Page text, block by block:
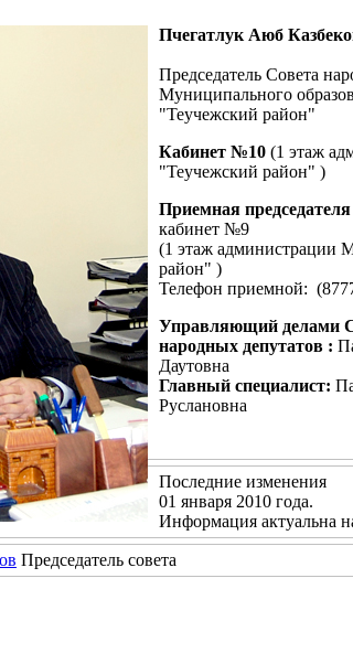
Пчегатлук Аюб
Председатель Совета
Муниципального
"Теучежский район"
Кабинет №10 (1 этаж
"Теучежский район" )
Приемная
кабинет №9
(1 этаж администрации
район" )
Телефон приемной:
Управляющий делами
народных депутатов :
Даутовна
Главный специалист:
Руслановна
Последние изменения
01 января 2010 года.
Информация актуальна
Председатель совета